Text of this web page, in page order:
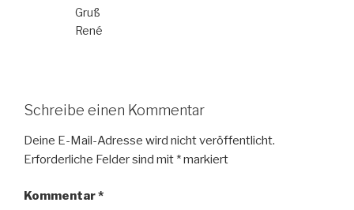
Gruß
René
Schreibe einen Kommentar
Deine E-Mail-Adresse wird nicht veröffentlicht.
Erforderliche Felder sind mit *markiert
Kommentar*